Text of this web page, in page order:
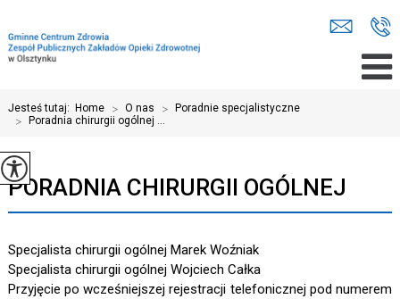
Jesteś tutaj: Home > O nas > Poradnie specjalistyczne
> Poradnia chirurgii ogólnej ...
PORADNIA CHIRURGII OGÓLNEJ
Specjalista chirurgii ogólnej Marek Woźniak
Specjalista chirurgii ogólnej Wojciech Całka
Przyjęcie po wcześniejszej rejestracji telefonicznej pod numerem